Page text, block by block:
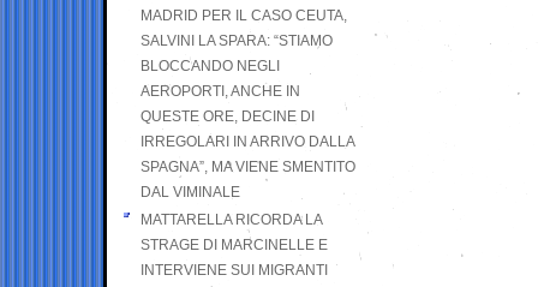
MADRID PER IL CASO CEUTA,
SALVINI LA SPARA: “STIAMO
BLOCCANDO NEGLI
AEROPORTI, ANCHE IN
QUESTE ORE, DECINE DI
IRREGOLARI IN ARRIVO DALLA
SPAGNA”, MA VIENE SMENTITO
DAL VIMINALE
MATTARELLA RICORDA LA
STRAGE DI MARCINELLE E
INTERVIENE SUI MIGRANTI